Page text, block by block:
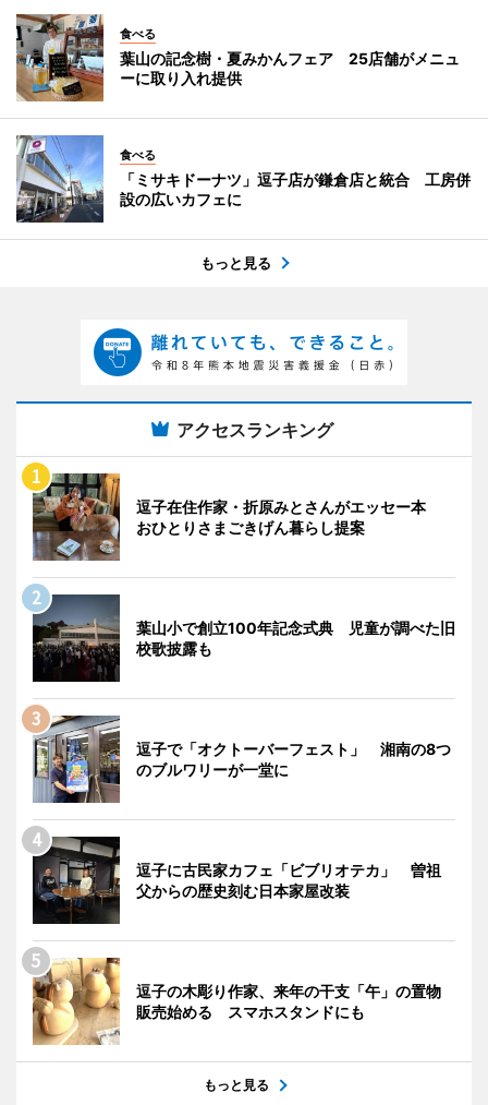
食べる
葉山の記念樹・夏みかんフェア 25店舗がメニュ
ーに取り入れ提供
食べる
「ミサキドーナツ」逗子店が鎌倉店と統合 工房併
設の広いカフェに
もっと見る
アクセスランキング
逗子在住作家・折原みとさんがエッセー本
おひとりさまごきげん暮らし提案
葉山小で創立100年記念式典 児童が調べた旧
校歌披露も
逗子で「オクトーバーフェスト」 湘南の8つ
のブルワリーが一堂に
逗子に古民家カフェ「ビブリオテカ」 曽祖
父からの歴史刻む日本家屋改装
逗子の木彫り作家、来年の干支「午」の置物
販売始める スマホスタンドにも
もっと見る